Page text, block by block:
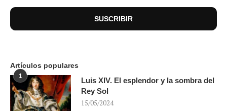
Artículos populares
1
Luis XIV. El esplendor y la sombra del
Rey Sol
15/05/2024